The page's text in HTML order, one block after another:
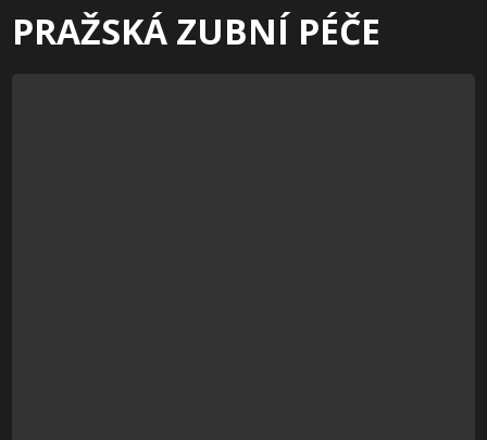
PRAŽSKÁ ZUBNÍ PÉČE